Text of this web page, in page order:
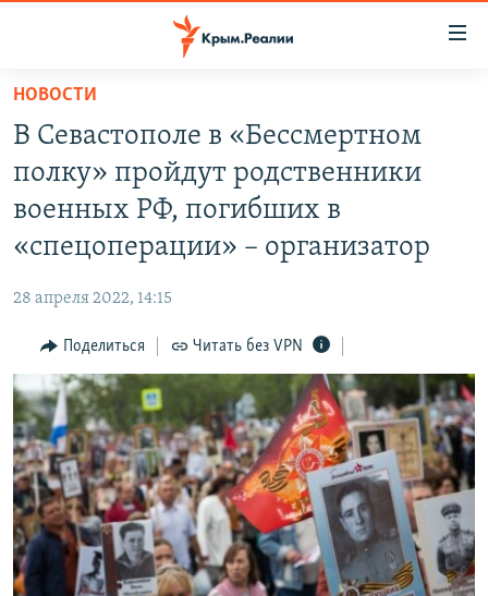
Вернуться
основному
содержанию
Вернутся
главной
Вернутся
поиску
ИНТЕРАКТИВ
ИНФОГРАФИКА
ТЕЛЕПРОЕКТ КРЫМ.РЕАЛИИ
СОВЕТЫ ПРАВОЗАЩИТНИКОВ
ПРОПАВШИЕ БЕЗ ВЕСТИ
ПОБЕДИТЕЛЕЙ НЕ СУДЯТ?
КРЫМ.НЕПОКОРЕННЫЙ
ELIFBE
РАДІО СВОБОДА
КАК ОБОЙТИ БЛОКИРОВКУ
Українською
Qırımtatar
ПРИСОЕДИНЯЙТЕСЬ!
НОВОСТИ
В Севастополе в «Бессмертном
полку» пройдут родственники
военных РФ, погибших в
«спецоперации» – организатор
28 апреля 2022, 14:15
Поделиться Читать без VPN